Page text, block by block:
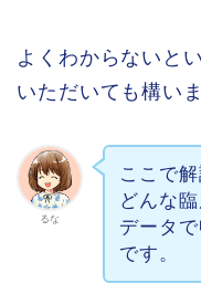
よくわからないと
いただいても構い
るな
ここで
どんな
データ
です。